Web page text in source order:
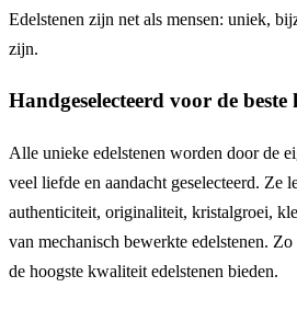
Edelstenen zijn net als mensen: uniek,
zijn.
Handgeselecteerd voor de
Alle unieke edelstenen worden door de
veel liefde en aandacht geselecteerd. Ze
authenticiteit, originaliteit, kristalgroei,
van mechanisch bewerkte edelstenen.
de hoogste kwaliteit edelstenen bieden.